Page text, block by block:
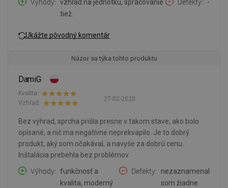
Výhody
vzhľad na jednotku, spracovanie
tiež.
Defekty -
Ukážte pôvodný komentár
Názor sa týka tohto produktu
DamiG
27-02-2020
Kvalita:
Vzhľad:
Bez výhrad, sprcha prišla presne v takom stave, ako bolo
opísané, a nič ma negatívne neprekvapilo. Je to dobrý
produkt, aký som očakával, a navyše za dobrú cenu.
Inštalácia prebehla bez problémov.
Výhody
funkčnosť a
kvalita, moderný
Defekty
nezaznamenal
som žiadne